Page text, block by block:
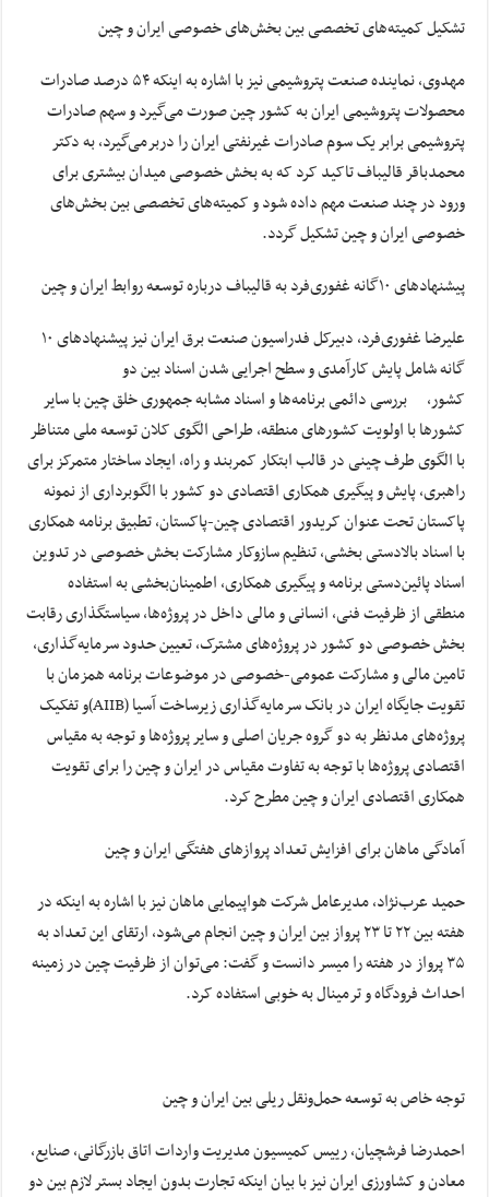
تشکیل کمیته‌های تخصصی بین بخش‌های خصوصی ایران و چین
مهدوی، نماینده صنعت پتروشیمی نیز با اشاره به اینکه ۵۴ درصد صادرات
محصولات پتروشیمی ایران به کشور چین صورت می‌گیرد و سهم صادرات
پتروشیمی برابر یک سوم صادرات غیرنفتی ایران را دربرمی‌گیرد، به دکتر
محمدباقر قالیباف تاکید کرد که به بخش خصوصی میدان بیشتری برای
ورود در چند صنعت مهم داده شود و کمیته‌های تخصصی بین بخش‌های
خصوصی ایران و چین تشکیل گردد.
پیشنهادهای ۱۰گانه غفوری‌فرد به قالیباف درباره توسعه روابط ایران و چین
علیرضا غفوری‌فرد، دبیرکل فدراسیون صنعت برق ایران نیز پیشنهادهای ۱۰
گانه شامل پایش کارآمدی و سطح اجرایی شدن اسناد بین دو
کشور، بررسی دائمی برنامه‌ها و اسناد مشابه جمهوری خلق چین با سایر
کشورها با اولویت کشورهای منطقه، طراحی الگوی کلان توسعه ملی متناظر
با الگوی طرف چینی در قالب ابتکار کمربند و راه، ایجاد ساختار متمرکز برای
راهبری، پایش و پیگیری همکاری اقتصادی دو کشور با الگوبرداری از نمونه‌
پاکستان تحت عنوان کریدور اقتصادی چین-پاکستان، تطبیق برنامه همکاری
با اسناد بالادستی بخشی، تنظیم سازوکار مشارکت بخش خصوصی در تدوین
اسناد پائین‌دستی برنامه و پیگیری همکاری، اطمینان‌بخشی به استفاده
منطقی از ظرفیت فنی، انسانی و مالی داخل در پروژه‌ها، سیاستگذاری رقابت
بخش خصوصی دو کشور در پروژه‌های مشترک، تعیین حدود سرمایه‌گذاری،
تامین مالی و مشارکت عمومی-خصوصی در موضوعات برنامه همزمان با
تقویت جایگاه ایران در بانک سرمایه‌گذاری زیرساخت آسیا (AIIB)و تفکیک
پروژه‌های مدنظر به دو گروه جریان اصلی و سایر پروژه‌ها و توجه به مقیاس
اقتصادی پروژه‌ها با توجه به تفاوت مقیاس در ایران و چین را برای تقویت
همکاری اقتصادی ایران و چین مطرح کرد.
آمادگی ماهان برای افزایش تعداد پروازهای هفتگی ایران و چین
حمید عرب‌نژاد، مدیرعامل شرکت هواپیمایی ماهان نیز با اشاره به اینکه در
هفته بین ۲۲ تا ۲۳ پرواز بین ایران و چین انجام می‌شود، ارتقای این تعداد به
۳۵ پرواز در هفته را میسر دانست و گفت: می‌توان از ظرفیت چین در زمینه
احداث فرودگاه و ترمینال به خوبی استفاده کرد.
توجه خاص به توسعه حمل‌ونقل ریلی بین ایران و چین
احمدرضا فرشچیان، رییس کمیسیون مدیریت واردات اتاق بازرگانی، صنایع،
معادن و کشاورزی ایران نیز با بیان اینکه تجارت بدون ایجاد بستر لازم بین دو